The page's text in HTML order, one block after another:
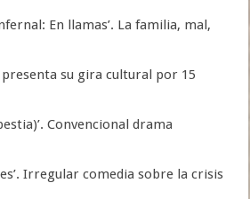
En llamas’. La familia, mal,
presenta su gira cultural por 15
Convencional drama
Irregular comedia sobre la crisis